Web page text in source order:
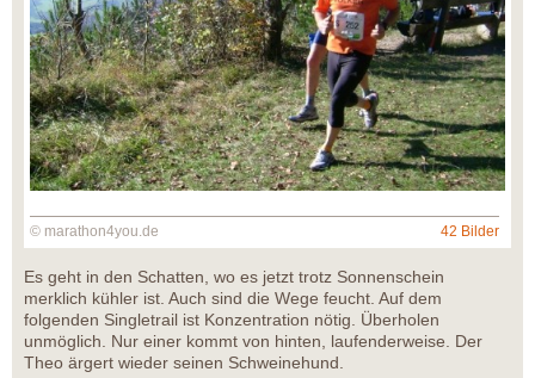
© marathon4you.de 42 Bilder
Es geht in den Schatten, wo es jetzt trotz Sonnenschein
merklich kühler ist. Auch sind die Wege feucht. Auf dem
folgenden Singletrail ist Konzentration nötig. Überholen
unmöglich. Nur einer kommt von hinten, laufenderweise. Der
Theo ärgert wieder seinen Schweinehund.